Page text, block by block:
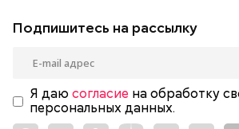
Подпишитесь на рассылку
Я даю согласие на обработку
персональных данных.